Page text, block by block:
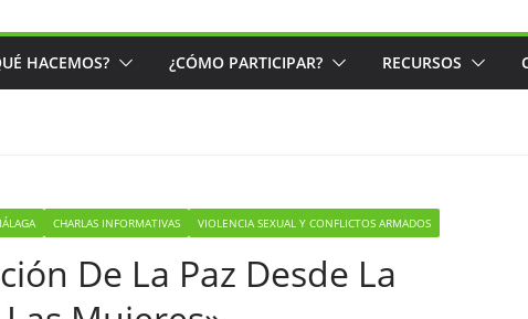
HACEMOS? ¿CÓMO PARTICIPAR? RECURSOS
CHARLAS INFORMATIVAS VIOLENCIA SEXUAL Y CONFLICTOS ARMADOS
De La Paz Desde La